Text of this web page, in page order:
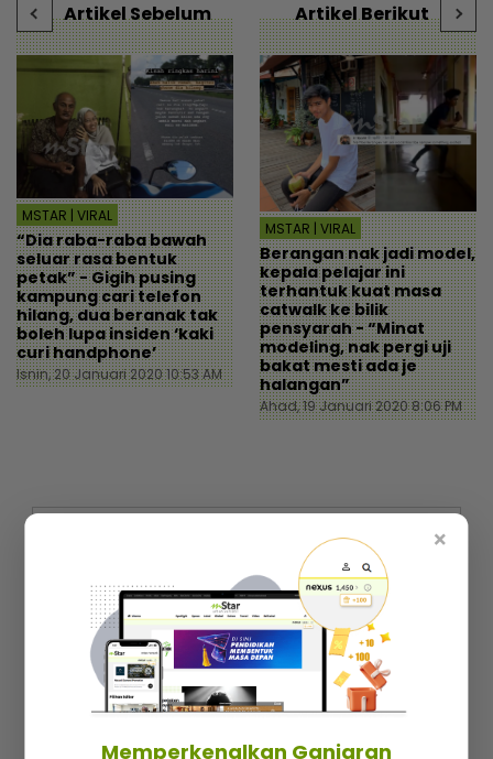
Artikel Sebelum
MSTAR | VIRAL
“Dia raba-raba bawah
seluar rasa bentuk
petak” - Gigih pusing
kampung cari telefon
hilang, dua beranak tak
boleh lupa insiden ‘kaki
curi handphone’
Isnin, 20 Januari 2020 10:53 AM
Artikel Berikut
MSTAR | VIRAL
Berangan nak jadi model,
kepala pelajar ini
terhantuk kuat masa
catwalk ke bilik
pensyarah - “Minat
modeling, nak pergi uji
bakat mesti ada je
halangan”
Ahad, 19 Januari 2020 8:06 PM
Nak cari cerita best dan trending setiap hari?
Langgan berita mStar! Percuma je!
×
Memperkenalkan Ganjaran